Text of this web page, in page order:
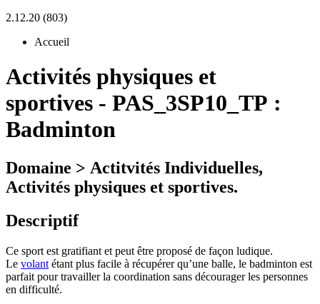
2.12.20 (803)
Accueil
Activités physiques et
sportives - PAS_3SP10_TP :
Badminton
Domaine > Actitvités Individuelles,
Activités physiques et sportives.
Descriptif
Ce sport est gratifiant et peut être proposé de façon ludique.
Le volant étant plus facile à récupérer qu’une balle, le badminton est
parfait pour travailler la coordination sans décourager les personnes
en difficulté.